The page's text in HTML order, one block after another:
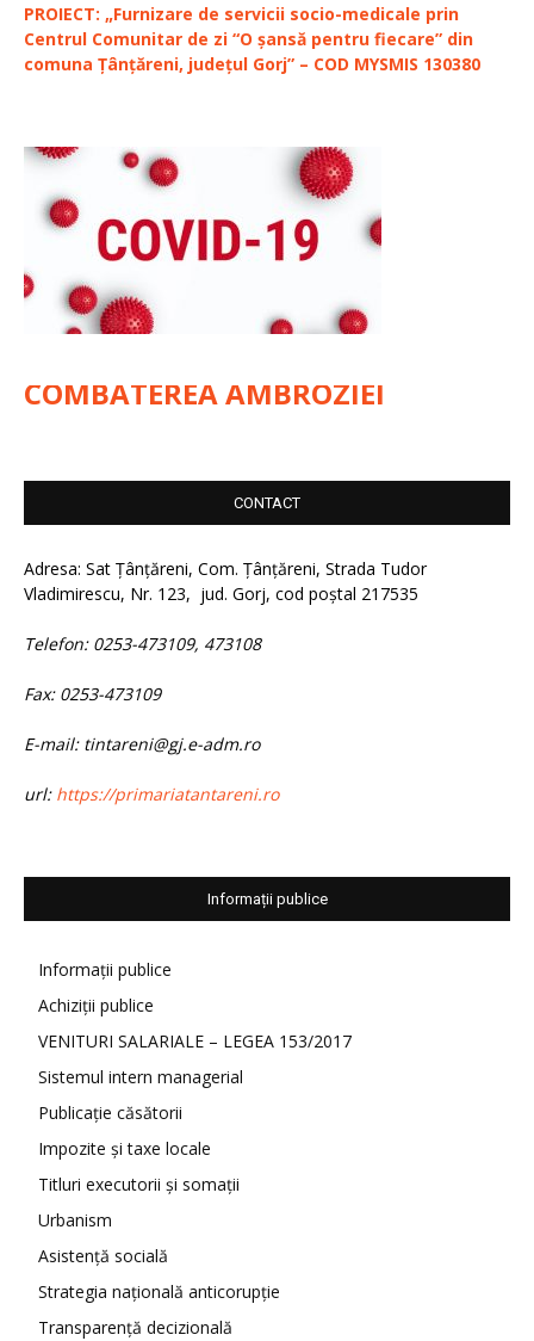
PROIECT: „Furnizare de servicii socio-medicale prin
Centrul Comunitar de zi “O șansă pentru fiecare” din
comuna Țânțăreni, județul Gorj” – COD MYSMIS 130380
COMBATEREA AMBROZIEI
CONTACT
Adresa: Sat Țânțăreni, Com. Țânțăreni, Strada Tudor
Vladimirescu, Nr. 123, jud. Gorj, cod poștal 217535
Telefon: 0253-473109, 473108
Fax: 0253-473109
E-mail: tintareni@gj.e-adm.ro
url: https://primariatantareni.ro
Informații publice
Informații publice
Achiziții publice
VENITURI SALARIALE – LEGEA 153/2017
Sistemul intern managerial
Publicație căsătorii
Impozite și taxe locale
Titluri executorii și somații
Urbanism
Asistență socială
Strategia națională anticorupție
Transparență decizională